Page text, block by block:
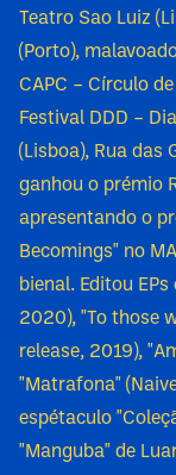
Teatro Sao Luiz
(Porto),
CAPC – Círculo
Festival DDD –
(Lisboa), Rua das
ganhou o prémio
apresentando o
Becomings" no
bienal. Editou
2020), "To those
release, 2019),
"Matrafona"
espétaculo
"Manguba" de